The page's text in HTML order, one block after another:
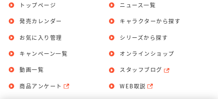
トップページ
発売カレンダー
お気に入り管理
ニュース一覧
キャラクターから探す
シリーズから探す
キャンペーン一覧
動画一覧
商品アンケート
オンラインショップ
スタッフブログ
WEB取説